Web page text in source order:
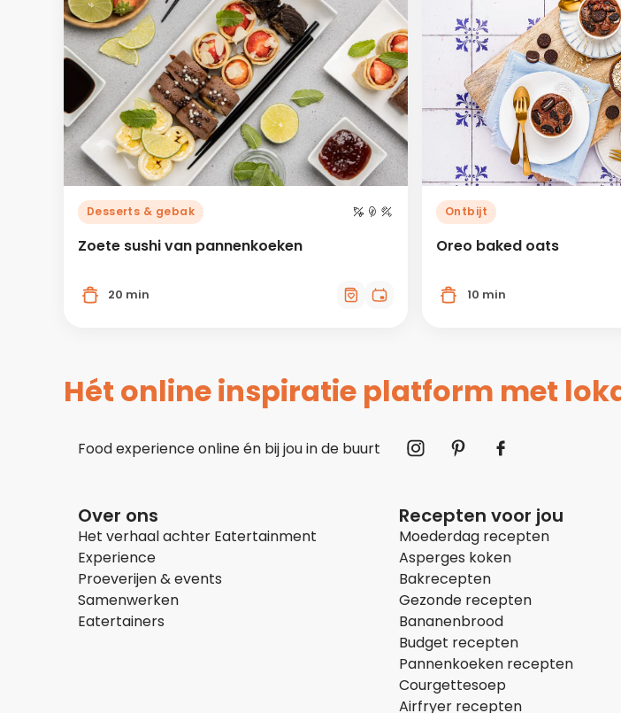
Desserts & gebak
Zoete sushi van pannenkoeken
20 min
Ontbijt
Oreo baked oats
10 min
Hét online inspiratie platform met
Food experience online én bij jou in de buurt
Over ons
Het verhaal achter Eatertainment
Experience
Proeverijen & events
Samenwerken
Eatertainers
Recepten voor jou
Moederdag recepten
Asperges koken
Bakrecepten
Gezonde recepten
Bananenbrood
Budget recepten
Pannenkoeken recepten
Courgettesoep
Airfryer recepten